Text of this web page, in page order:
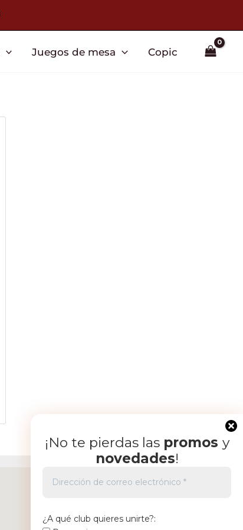
Juegos de mesa Copic
¡No te pierdas las promos y
novedades!
¿A qué club quieres unirte?: